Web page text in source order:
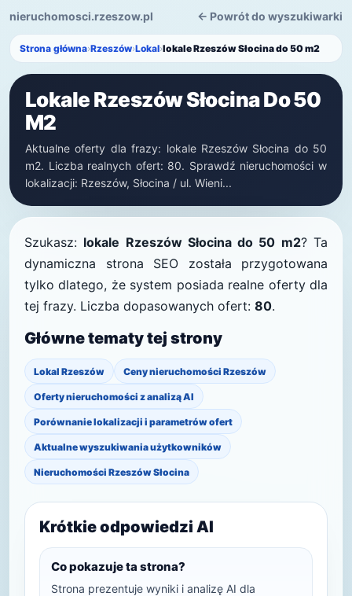
nieruchomosci.rzeszow.pl ← Powrót do wyszukiwarki
Strona główna›Rzeszów›Lokal›lokale Rzeszów Słocina do 50 m2
Lokale Rzeszów Słocina Do 50
M2
Aktualne oferty dla frazy: lokale Rzeszów Słocina do 50
m2. Liczba realnych ofert: 80. Sprawdź nieruchomości w
lokalizacji: Rzeszów, Słocina / ul. Wieni...
Szukasz: lokale Rzeszów Słocina do 50 m2? Ta
dynamiczna strona SEO została przygotowana
tylko dlatego, że system posiada realne oferty dla
tej frazy. Liczba dopasowanych ofert: 80.
Główne tematy tej strony
Lokal Rzeszów Ceny nieruchomości Rzeszów
Oferty nieruchomości z analizą AI
Porównanie lokalizacji i parametrów ofert
Aktualne wyszukiwania użytkowników
Nieruchomości Rzeszów Słocina
Krótkie odpowiedzi AI
Co pokazuje ta strona?
Strona prezentuje wyniki i analizę AI dla